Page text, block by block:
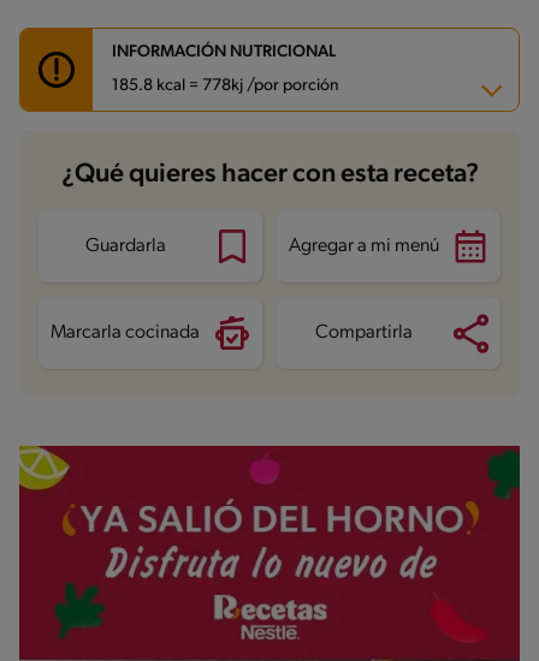
INFORMACIÓN NUTRICIONAL
185.8 kcal = 778kj /por porción
Carbohidratos 32.6 g
Energía 185.8 kcal
Proteína
Grasas saturadas 1.7 g
¿Qué quieres hacer con esta receta?
Guardarla Agregar a mi menú
Marcarla cocinada Compartirla